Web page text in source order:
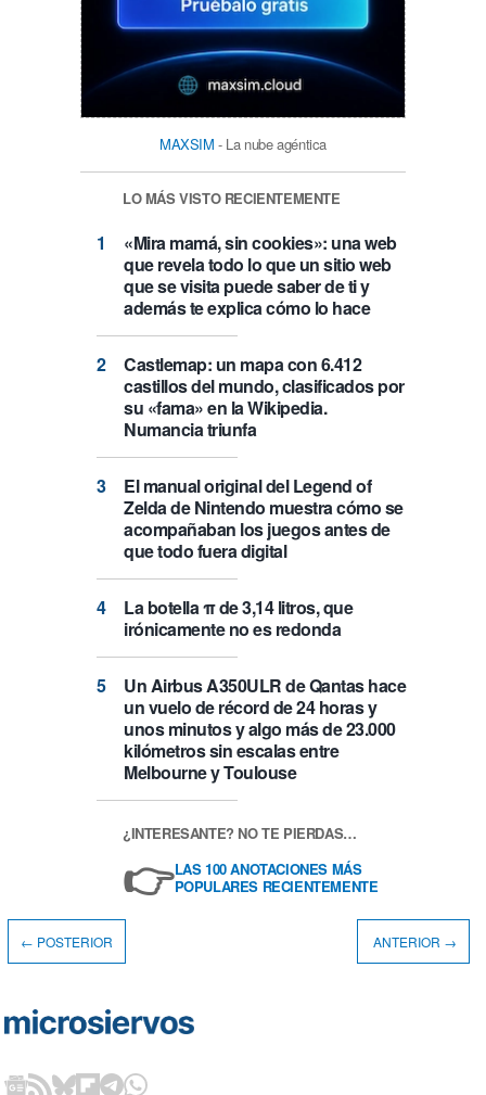
MAXSIM - La nube agéntica
LO MÁS VISTO RECIENTEMENTE
«Mira mamá, sin cookies»: una web
que revela todo lo que un sitio web
que se visita puede saber de ti y
además te explica cómo lo hace
Castlemap: un mapa con 6.412
castillos del mundo, clasificados por
su «fama» en la Wikipedia.
Numancia triunfa
El manual original del Legend of
Zelda de Nintendo muestra cómo se
acompañaban los juegos antes de
que todo fuera digital
La botella π de 3,14 litros, que
irónicamente no es redonda
Un Airbus A350ULR de Qantas hace
un vuelo de récord de 24 horas y
unos minutos y algo más de 23.000
kilómetros sin escalas entre
Melbourne y Toulouse
¿INTERESANTE? NO TE PIERDAS…
👉LAS 100 ANOTACIONES MÁS
POPULARES RECIENTEMENTE
← POSTERIOR ANTERIOR →